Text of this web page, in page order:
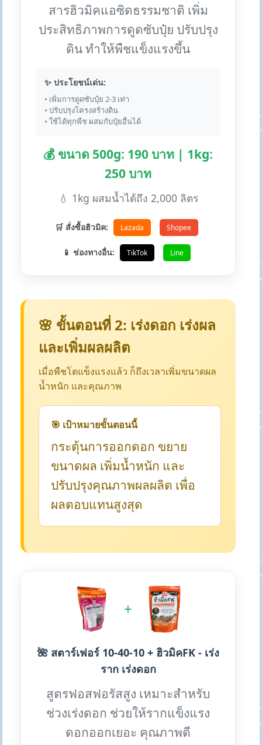
สารฮิวมิคแอซิดธรรมชาติ เพิ่ม
ประสิทธิภาพการดูดซับปุ๋ย ปรับปรุง
ดิน ทำให้พืชแข็งแรงขึ้น
✨ ประโยชน์เด่น:
• เพิ่มการดูดซับปุ๋ย 2-3 เท่า
• ปรับปรุงโครงสร้างดิน
• ใช้ได้ทุกพืช ผสมกับปุ๋ยอื่นได้
💰 ขนาด 500g: 190 บาท | 1kg:
250 บาท
💧 1kg ผสมน้ำได้ถึง 2,000 ลิตร
🛒 สั่งซื้อฮิวมิค: Lazada Shopee
📱 ช่องทางอื่น: TikTok Line
🌸 ขั้นตอนที่ 2: เร่งดอก เร่งผล
และเพิ่มผลผลิต
เมื่อพืชโตแข็งแรงแล้ว ก็ถึงเวลาเพิ่มขนาดผล
น้ำหนัก และคุณภาพ
🎯 เป้าหมายขั้นตอนนี้
กระตุ้นการออกดอก ขยาย
ขนาดผล เพิ่มน้ำหนัก และ
ปรับปรุงคุณภาพผลผลิต เพื่อ
ผลตอบแทนสูงสุด
+
🌺 สตาร์เฟอร์ 10-40-10 + ฮิวมิคFK - เร่ง
ราก เร่งดอก
สูตรฟอสฟอรัสสูง เหมาะสำหรับ
ช่วงเร่งดอก ช่วยให้รากแข็งแรง
ดอกออกเยอะ คุณภาพดี